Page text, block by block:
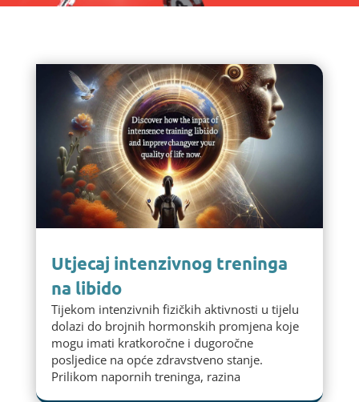
Utjecaj intenzivnog treninga
na libido
Tijekom intenzivnih fizičkih aktivnosti u tijelu
dolazi do brojnih hormonskih promjena koje
mogu imati kratkoročne i dugoročne
posljedice na opće zdravstveno stanje.
Prilikom napornih treninga, razina